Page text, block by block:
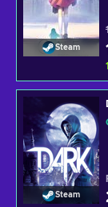
Steam
Steam